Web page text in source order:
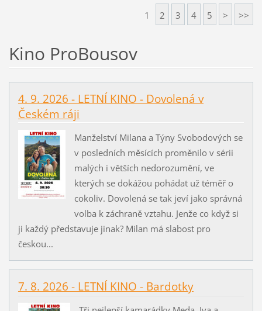
1 2 3 4 5 > >>
Kino ProBousov
4. 9. 2026 - LETNÍ KINO - Dovolená v
Českém ráji
Manželství Milana a Týny Svobodových se
v posledních měsících proměnilo v sérii
malých i větších nedorozumění, ve
kterých se dokážou pohádat už téměř o
cokoliv. Dovolená se tak jeví jako správná
volba k záchraně vztahu. Jenže co když si
ji každý představuje jinak? Milan má slabost pro
českou...
7. 8. 2026 - LETNÍ KINO - Bardotky